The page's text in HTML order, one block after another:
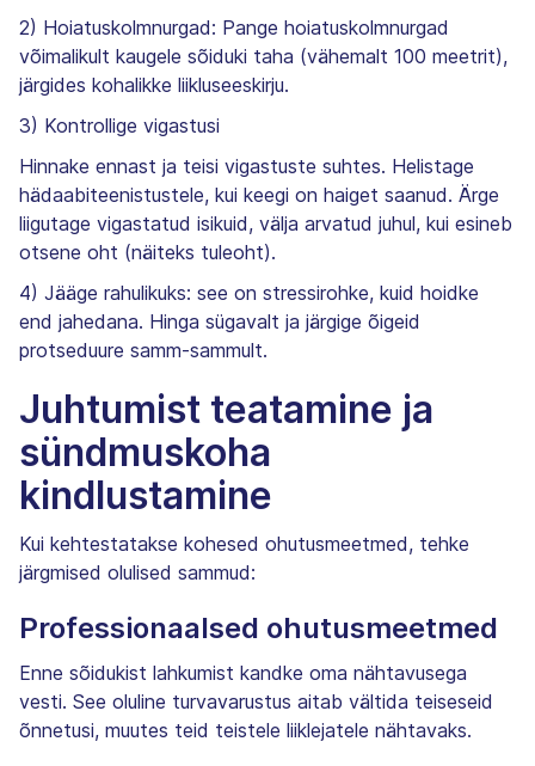
2) Hoiatuskolmnurgad: Pange hoiatuskolmnurgad
võimalikult kaugele sõiduki taha (vähemalt 100 meetrit),
järgides kohalikke liikluseeskirju.
3) Kontrollige vigastusi
Hinnake ennast ja teisi vigastuste suhtes. Helistage
hädaabiteenistustele, kui keegi on haiget saanud. Ärge
liigutage vigastatud isikuid, välja arvatud juhul, kui esineb
otsene oht (näiteks tuleoht).
4) Jääge rahulikuks: see on stressirohke, kuid hoidke
end jahedana. Hinga sügavalt ja järgige õigeid
protseduure samm-sammult.
Juhtumist teatamine ja
sündmuskoha
kindlustamine
Kui kehtestatakse kohesed ohutusmeetmed, tehke
järgmised olulised sammud:
Professionaalsed ohutusmeetmed
Enne sõidukist lahkumist kandke oma nähtavusega
vesti. See oluline turvavarustus aitab vältida teiseseid
õnnetusi, muutes teid teistele liiklejatele nähtavaks.